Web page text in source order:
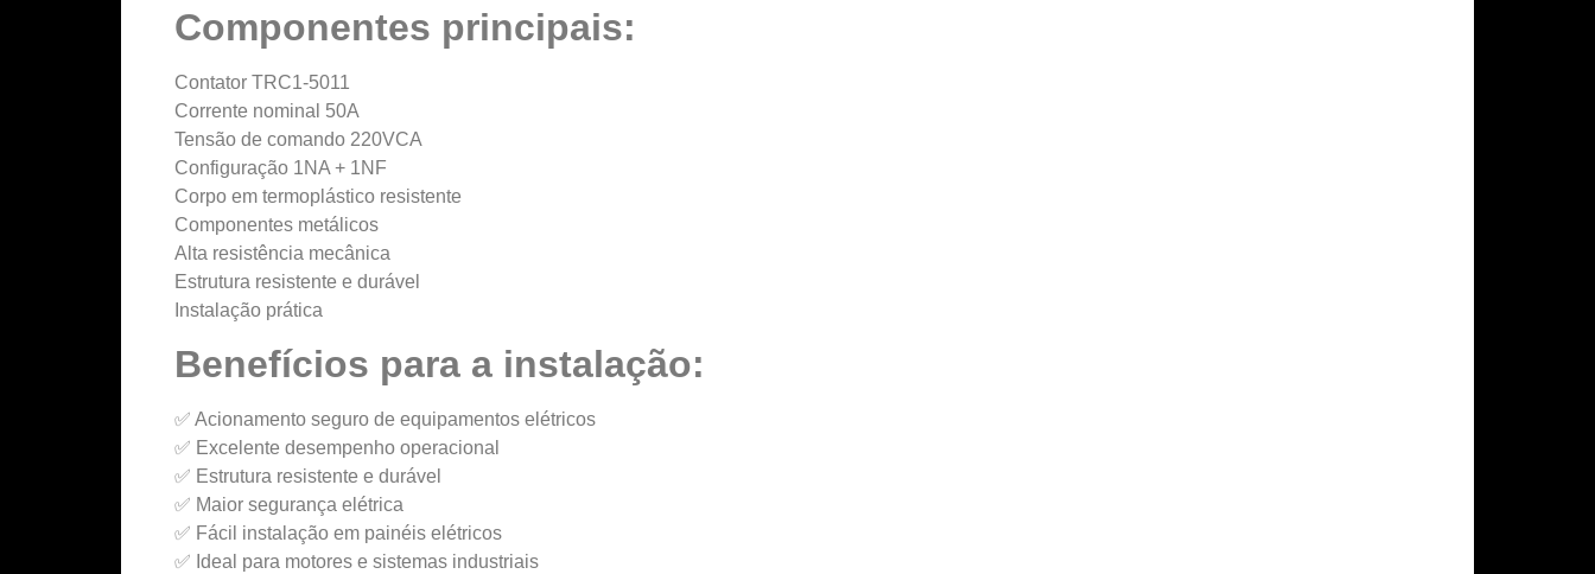
Componentes principais:
Contator TRC1-5011
Corrente nominal 50A
Tensão de comando 220VCA
Configuração 1NA + 1NF
Corpo em termoplástico resistente
Componentes metálicos
Alta resistência mecânica
Estrutura resistente e durável
Instalação prática
Benefícios para a instalação:
✅ Acionamento seguro de equipamentos elétricos
✅ Excelente desempenho operacional
✅ Estrutura resistente e durável
✅ Maior segurança elétrica
✅ Fácil instalação em painéis elétricos
✅ Ideal para motores e sistemas industriais